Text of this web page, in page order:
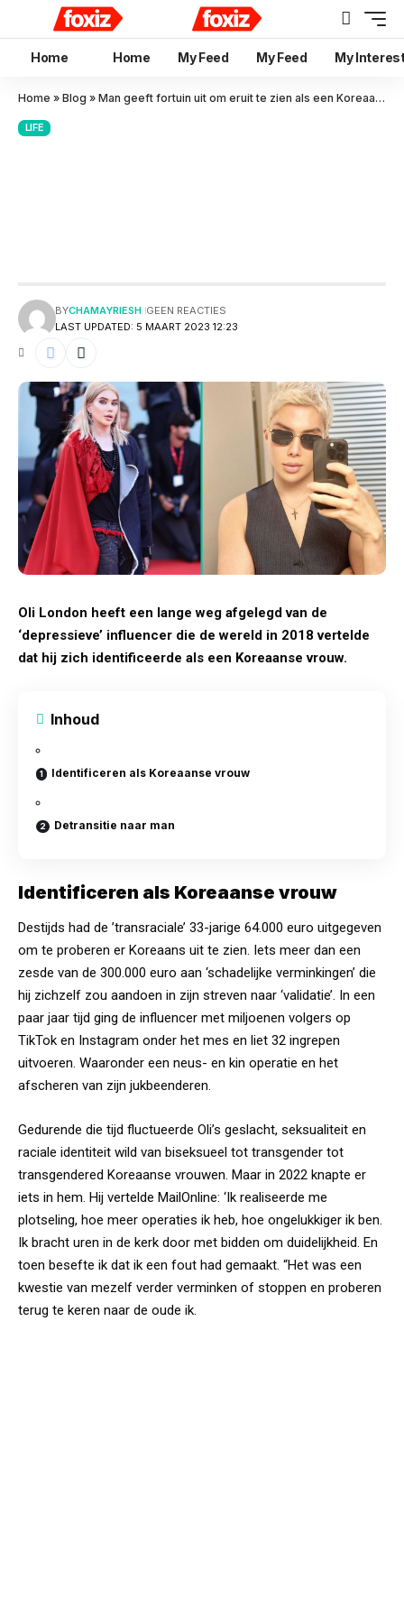
Home Home My Feed My Feed My
Home » Blog » Man geeft fortuin uit om eruit te zien als een Koreaanse vrouw… om uiteindelijk weer een man te geworden
LIFE
LAST UPDATED: 5 MAART 2023 12:23
BYCHAMAYRIESH GEEN REACTIES
Oli London heeft een lange weg afgelegd van de
‘depressieve’ influencer die de wereld in 2018 vertelde
dat hij zich identificeerde als een Koreaanse vrouw.
Inhoud
Identificeren als Koreaanse vrouw
Detransitie naar man
Identificeren als Koreaanse vrouw
Destijds had de ’transraciale’ 33-jarige 64.000 euro uitgegeven
om te proberen er Koreaans uit te zien. Iets meer dan een
zesde van de 300.000 euro aan ‘schadelijke verminkingen’ die
hij zichzelf zou aandoen in zijn streven naar ‘validatie’. In een
paar jaar tijd ging de influencer met miljoenen volgers op
TikTok en Instagram onder het mes en liet 32 ingrepen
uitvoeren. Waaronder een neus- en kin operatie en het
afscheren van zijn jukbeenderen.
Gedurende die tijd fluctueerde Oli’s geslacht, seksualiteit en
raciale identiteit wild van biseksueel tot transgender tot
transgendered Koreaanse vrouwen. Maar in 2022 knapte er
iets in hem. Hij vertelde MailOnline: ‘Ik realiseerde me
plotseling, hoe meer operaties ik heb, hoe ongelukkiger ik ben.
Ik bracht uren in de kerk door met bidden om duidelijkheid. En
toen besefte ik dat ik een fout had gemaakt. “Het was een
kwestie van mezelf verder verminken of stoppen en proberen
terug te keren naar de oude ik.